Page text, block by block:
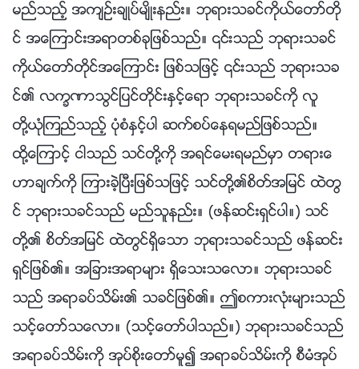
မည္သည့္ အက်ဥ္းခ်ဳပ္မ်ိဳးနည္း။ ဘုရားသခင္ကိုယ္ေတာ္တို
င္ အေၾကာင္းအရာတစ္ခုျဖစ္သည္။ ၎သည္ ဘုရားသခင္
ကိုယ္ေတာ္တိုင္အေၾကာင္း ျဖစ္သျဖင့္ ၎သည္ ဘုရားသခ
င္၏ လကၡဏာသြင္ျပင္တိုင္းႏွင့္ေရာ ဘုရားသခင္ကို လူ
တို႔ယုံၾကည္သည့္ ပုံစံႏွင့္ပါ ဆက္စပ္ေနရမည္ျဖစ္သည္။
ထို႔ေၾကာင့္ ငါသည္ သင္တို႔ကို အရင္ေမးရမည္မွာ တရားေ
ဟာခ်က္ကို ၾကားခဲ့ၿပီးျဖစ္သျဖင့္ သင္တို႔၏စိတ္အျမင္ ထဲတြ
င္ ဘုရားသခင္သည္ မည္သူနည္း။ (ဖန္ဆင္းရွင္ပါ။) သင္
တို႔၏ စိတ္အျမင္ ထဲတြင္ရွိေသာ ဘုရားသခင္သည္ ဖန္ဆင္း
ရွင္ျဖစ္၏။ အျခားအရာမ်ား ရွိေသးသေလာ။ ဘုရားသခင္
သည္ အရာခပ္သိမ္း၏ သခင္ျဖစ္၏။ ဤစကားလုံးမ်ားသည္
သင့္ေတာ္သေလာ။ (သင့္ေတာ္ပါသည္။) ဘုရားသခင္သည္
အရာခပ္သိမ္းကို အုပ္စိုးေတာ္မူ၍ အရာခပ္သိမ္းကို စီမံအုပ္